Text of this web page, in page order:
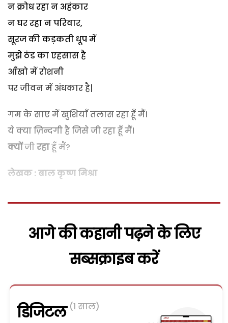
न क्रोध रहा न अहंकार
न घर रहा न परिवार,
सूरज की कड़कती धूप में
मुझे ठंड का एहसास है
आँखो में रोशनी
पर जीवन में अंधकार है|
गम के साए में खुशियाँ तलास रहा हूँ मैं।
ये क्या ज़िन्दगी है जिसे जी रहा हूँ मैं।
क्योंजीरहाहूँ मैं?
लेखक : बाल कृष्ण मिश्रा
आगे की कहानी पढ़ने के लिए
सब्सक्राइब करें
डिजिटल (1 साल)